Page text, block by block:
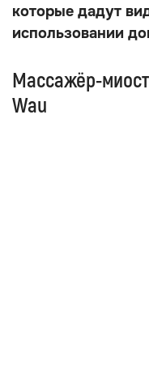
которые дадут
использовании
Массажёр-
Wau